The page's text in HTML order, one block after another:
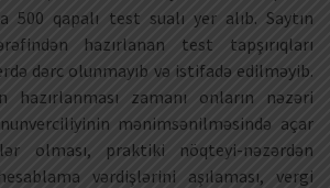
500 qapalı test sualı yer alıb. Saytın
hazırlanan test tapşırıqları
dərc olunmayıb və istifadə edilməyib.
hazırlanması zamanı onların nəzəri
mənimsənilməsində açar
olması, praktiki nöqteyi-nəzərdən
vərdişlərini aşılaması, vergi